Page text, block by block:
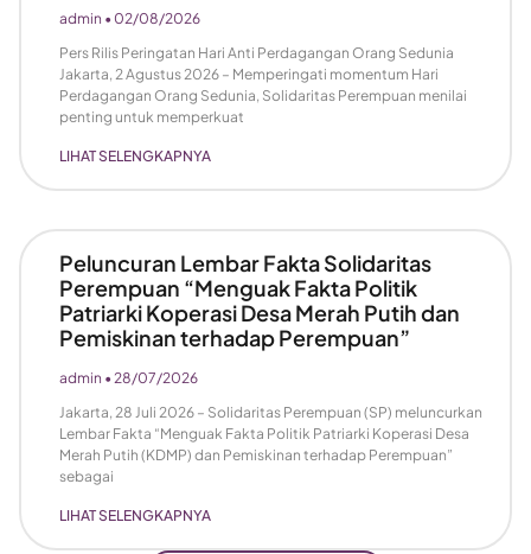
admin
02/08/2026
Pers Rilis Peringatan Hari Anti Perdagangan Orang Sedunia
Jakarta, 2 Agustus 2026 – Memperingati momentum Hari
Perdagangan Orang Sedunia, Solidaritas Perempuan menilai
penting untuk memperkuat
LIHAT SELENGKAPNYA
Peluncuran Lembar Fakta Solidaritas
Perempuan “Menguak Fakta Politik
Patriarki Koperasi Desa Merah Putih dan
Pemiskinan terhadap Perempuan”
admin
28/07/2026
Jakarta, 28 Juli 2026 – Solidaritas Perempuan (SP) meluncurkan
Lembar Fakta “Menguak Fakta Politik Patriarki Koperasi Desa
Merah Putih (KDMP) dan Pemiskinan terhadap Perempuan”
sebagai
LIHAT SELENGKAPNYA